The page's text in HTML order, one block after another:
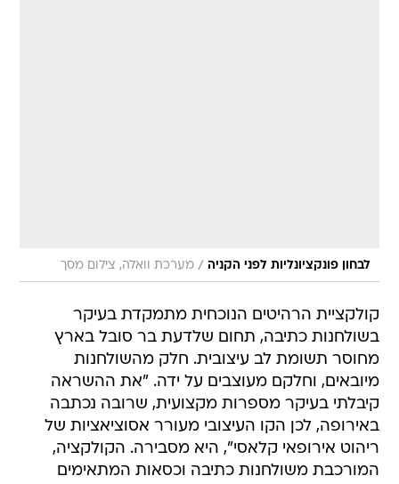
לבחון פונקציונליות לפני הקניה / מערכת וואלה, צילום מסך
קולקציית הרהיטים הנוכחית מתמקדת בעיקר
בשולחנות כתיבה, תחום שלדעת בר סובל בארץ
מחוסר תשומת לב עיצובית. חלק מהשולחנות
מיובאים, וחלקם מעוצבים על ידה. "את ההשראה
קיבלתי בעיקר מספרות מקצועית, שרובה נכתבה
באירופה, לכן הקו העיצובי מעורר אסוציאציות של
ריהוט אירופאי קלאסי", היא מסבירה. הקולקציה,
המורכבת משולחנות כתיבה וכסאות המתאימים